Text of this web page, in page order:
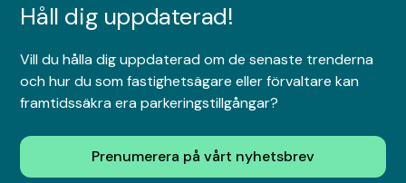
Håll dig uppdaterad!
Vill du hålla dig uppdaterad om de senaste trenderna
och hur du som fastighetsägare eller förvaltare kan
framtidssäkra era parkeringstillgångar?
Prenumerera på vårt nyhetsbrev